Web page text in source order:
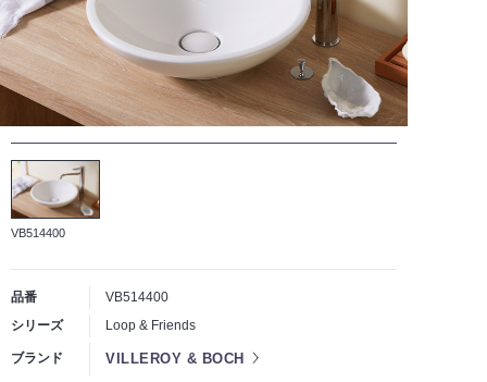
VB514400
品番
VB514400
シリーズ
Loop & Friends
ブランド VILLEROY & BOCH